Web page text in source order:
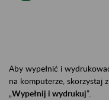
Aby wypełnić i
na komputerze, skorzystaj
„Wypełnij i wydrukuj”.